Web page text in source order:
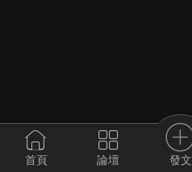
首頁 論壇 發文